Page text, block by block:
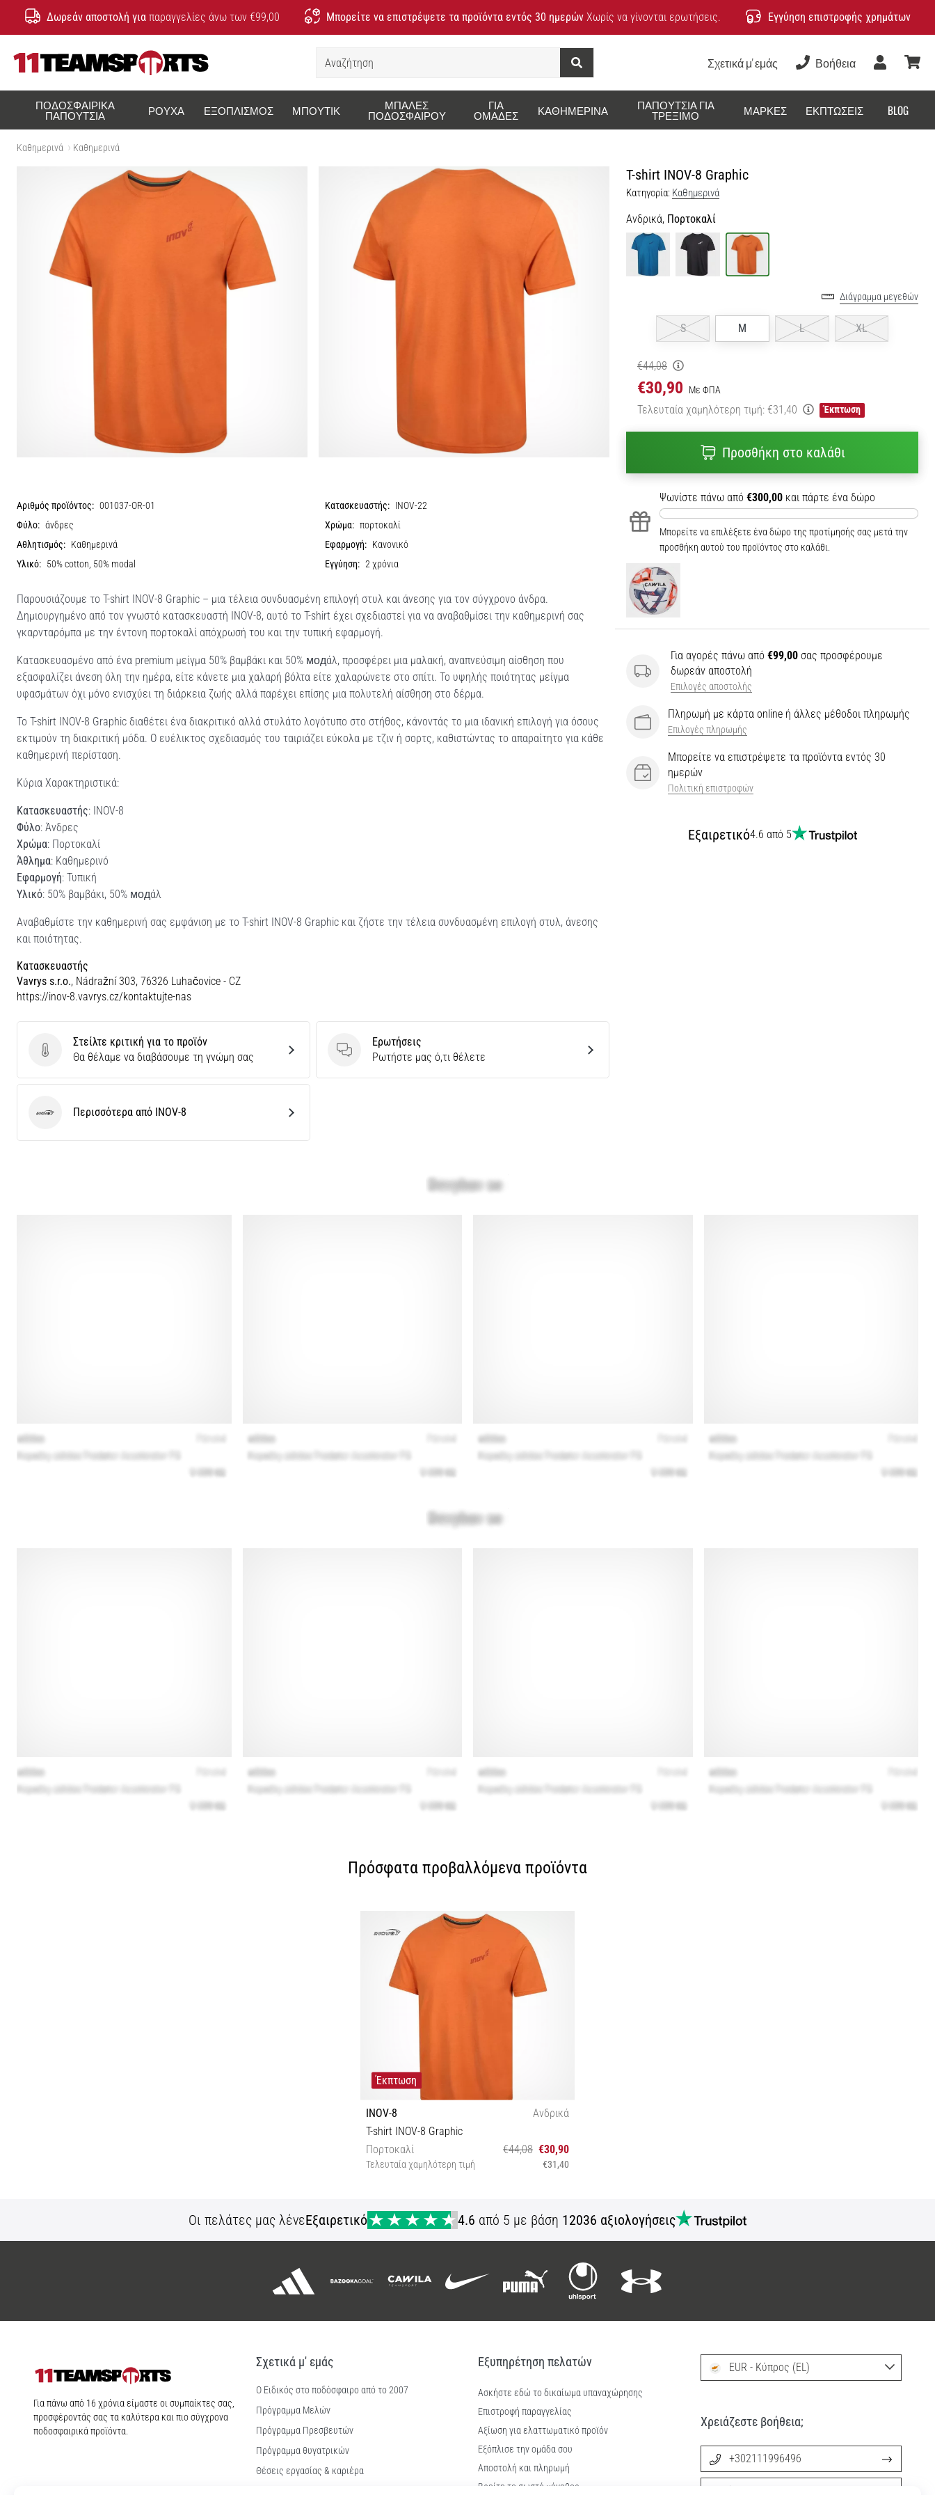
Δωρεάν αποστολή για παραγγελίες άνω των €99,00 Μπορείτε να επιστρέψετε τα προϊόντα εντός 30 ημερών Χωρίς να γίνονται ερωτήσεις. Εγγύηση επιστροφής χρημάτων
Αναζήτηση
Σχετικά μ' εμάς Βοήθεια
Χρήστης
ΠΟΔΟΣΦΑΙΡΙΚΆ
ΠΑΠΟΎΤΣΙΑ ΡΟΎΧΑ ΕΞΟΠΛΙΣΜΌΣ ΜΠΟΥΤΊΚ ΜΠΆΛΕΣ
ΠΟΔΟΣΦΑΊΡΟΥ
ΓΙΑ
ΟΜΆΔΕΣ ΚΑΘΗΜΕΡΙΝΆ ΠΑΠΟΎΤΣΙΑ ΓΙΑ
ΤΡΈΞΙΜΟ ΜΆΡΚΕΣ ΕΚΠΤΏΣΕΙΣ BLOG
Καθημερινά Καθημερινά
T-shirt INOV-8 Graphic
Κατηγορία: Καθημερινά
Ανδρικά, Πορτοκαλί
Διάγραμμα μεγεθών
S M L XL
€44,08
€30,90 Με ΦΠΑ
Τελευταία χαμηλότερη τιμή: €31,40 Έκπτωση
Προσθήκη στο καλάθι
Ψωνίστε πάνω από €300,00 και πάρτε ένα δώρο
Μπορείτε να επιλέξετε ένα δώρο της προτίμησής σας μετά την
προσθήκη αυτού του προϊόντος στο καλάθι.
Για αγορές πάνω από €99,00 σας προσφέρουμε
δωρεάν αποστολή
Επιλογές αποστολής
Πληρωμή με κάρτα online ή άλλες μέθοδοι πληρωμής
Επιλογές πληρωμής
Μπορείτε να επιστρέψετε τα προϊόντα εντός 30
ημερών
Πολιτική επιστροφών
Εξαιρετικό4.6 από 5
Αριθμός προϊόντος: 001037-OR-01 Κατασκευαστής: INOV-22
Φύλο: άνδρες Χρώμα: πορτοκαλί
Αθλητισμός: Καθημερινά Εφαρμογή: Κανονικό
Υλικό: 50% cotton, 50% modal Εγγύηση: 2 χρόνια
Παρουσιάζουμε το T-shirt INOV-8 Graphic – μια τέλεια συνδυασμένη επιλογή στυλ και άνεσης για τον σύγχρονο άνδρα.
Δημιουργημένο από τον γνωστό κατασκευαστή INOV-8, αυτό το T-shirt έχει σχεδιαστεί για να αναβαθμίσει την καθημερινή σας
γκαρνταρόμπα με την έντονη πορτοκαλί απόχρωσή του και την τυπική εφαρμογή.
Κατασκευασμένο από ένα premium μείγμα 50% βαμβάκι και 50% модάλ, προσφέρει μια μαλακή, αναπνεύσιμη αίσθηση που
εξασφαλίζει άνεση όλη την ημέρα, είτε κάνετε μια χαλαρή βόλτα είτε χαλαρώνετε στο σπίτι. Το υψηλής ποιότητας μείγμα
υφασμάτων όχι μόνο ενισχύει τη διάρκεια ζωής αλλά παρέχει επίσης μια πολυτελή αίσθηση στο δέρμα.
Το T-shirt INOV-8 Graphic διαθέτει ένα διακριτικό αλλά στυλάτο λογότυπο στο στήθος, κάνοντάς το μια ιδανική επιλογή για όσους
εκτιμούν τη διακριτική μόδα. Ο ευέλικτος σχεδιασμός του ταιριάζει εύκολα με τζιν ή σορτς, καθιστώντας το απαραίτητο για κάθε
καθημερινή περίσταση.
Κύρια Χαρακτηριστικά:
Κατασκευαστής: INOV-8
Φύλο: Άνδρες
Χρώμα: Πορτοκαλί
Άθλημα: Καθημερινό
Εφαρμογή: Τυπική
Υλικό: 50% βαμβάκι, 50% модάλ
Αναβαθμίστε την καθημερινή σας εμφάνιση με το T-shirt INOV-8 Graphic και ζήστε την τέλεια συνδυασμένη επιλογή στυλ, άνεσης
και ποιότητας.
Κατασκευαστής
Vavrys s.r.o., Nádražní 303, 76326 Luhačovice - CZ
https://inov-8.vavrys.cz/kontaktujte-nas
Στείλτε κριτική για το προϊόν
Στείλτε κριτική για το προϊόν
Θα θέλαμε να διαβάσουμε τη γνώμη σας
Ερωτήσεις
Ερωτήσεις
Ρωτήστε μας ό,τι θέλετε
INOV-8Περισσότερα από INOV-8
Πρόσφατα προβαλλόμενα προϊόντα
Έκπτωση
INOV-8
Ανδρικά
T-shirt INOV-8 Graphic
Πορτοκαλί
€44,08 €30,90
Τελευταία χαμηλότερη τιμή €31,40
Οι πελάτες μας λένεΕξαιρετικό 4.6 από 5 με βάση 12036 αξιολογήσεις
11teamsports.cy
Για πάνω από 16 χρόνια είμαστε οι συμπαίκτες σας,
προσφέροντάς σας τα καλύτερα και πιο σύγχρονα
ποδοσφαιρικά προϊόντα.
Σχετικά μ' εμάς
Ο Ειδικός στο ποδόσφαιρο από το 2007
Πρόγραμμα Μελών
Πρόγραμμα Πρεσβευτών
Πρόγραμμα θυγατρικών
Θέσεις εργασίας & καριέρα
Εξυπηρέτηση πελατών
Ασκήστε εδώ το δικαίωμα υπαναχώρησης
Επιστροφή παραγγελίας
Αξίωση για ελαττωματικό προϊόν
Εξόπλισε την ομάδα σου
Αποστολή και πληρωμή
Βρείτε το σωστό μέγεθος
EUR - Κύπρος (EL)
Χρειάζεστε βοήθεια;
+302111996496
info@11teamsports.cy